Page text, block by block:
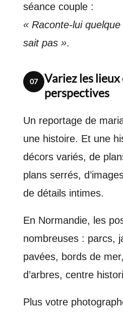
séance couple :
« Raconte-lui quelque
sait pas ».
07
Variez les lieux
perspectives
Un reportage de
une histoire. Et une
décors variés, de
plans serrés,
de détails intimes.
En Normandie, les
nombreuses : parcs,
pavées, bords de
d’arbres, centre
Plus votre